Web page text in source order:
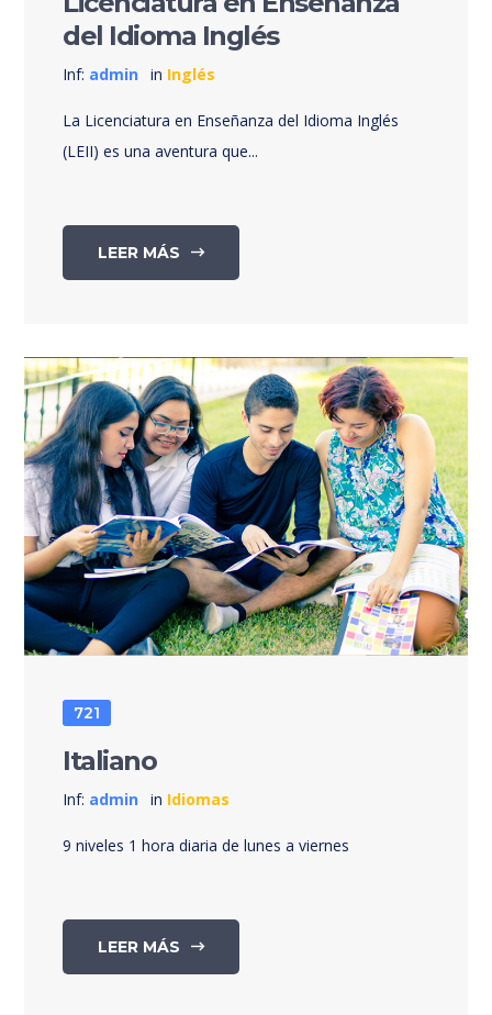
del Idioma Inglés
Inf: admin in Inglés
La Licenciatura en Enseñanza del Idioma Inglés
(LEII) es una aventura que...
LEER MÁS
721
Italiano
Inf: admin in Idiomas
9 niveles 1 hora diaria de lunes a viernes
LEER MÁS